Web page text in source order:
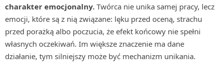
charakter emocjonalny. Twórca nie unika samej pracy, lecz
emocji, które są z nią związane: lęku przed oceną, strachu
przed porażką albo poczucia, że efekt końcowy nie spełni
własnych oczekiwań. Im większe znaczenie ma dane
działanie, tym silniejszy może być mechanizm unikania.